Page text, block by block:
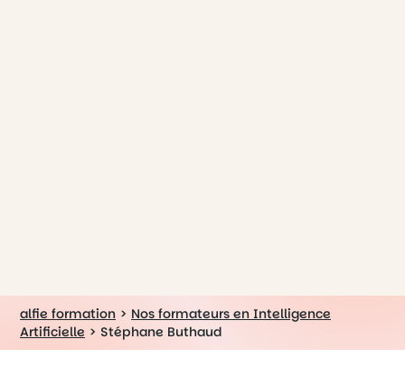
alfie formation > Nos formateurs en Intelligence
Artificielle > Stéphane Buthaud